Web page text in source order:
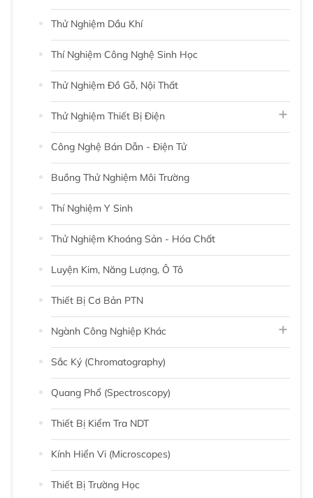
Thử Nghiệm Dầu Khí
Thí Nghiệm Công Nghệ Sinh Học
Thử Nghiệm Đồ Gỗ, Nội Thất
Thử Nghiệm Thiết Bị Điện
Công Nghệ Bán Dẫn - Điện Tử
Buồng Thử Nghiệm Môi Trường
Thí Nghiệm Y Sinh
Thử Nghiệm Khoáng Sản - Hóa Chất
Luyện Kim, Năng Lượng, Ô Tô
Thiết Bị Cơ Bản PTN
Ngành Công Nghiệp Khác
Sắc Ký (chromatography)
Quang Phổ (Spectroscopy)
Thiết Bị Kiểm Tra NDT
Kính Hiển Vi (Microscopes)
Thiết Bị Trường Học